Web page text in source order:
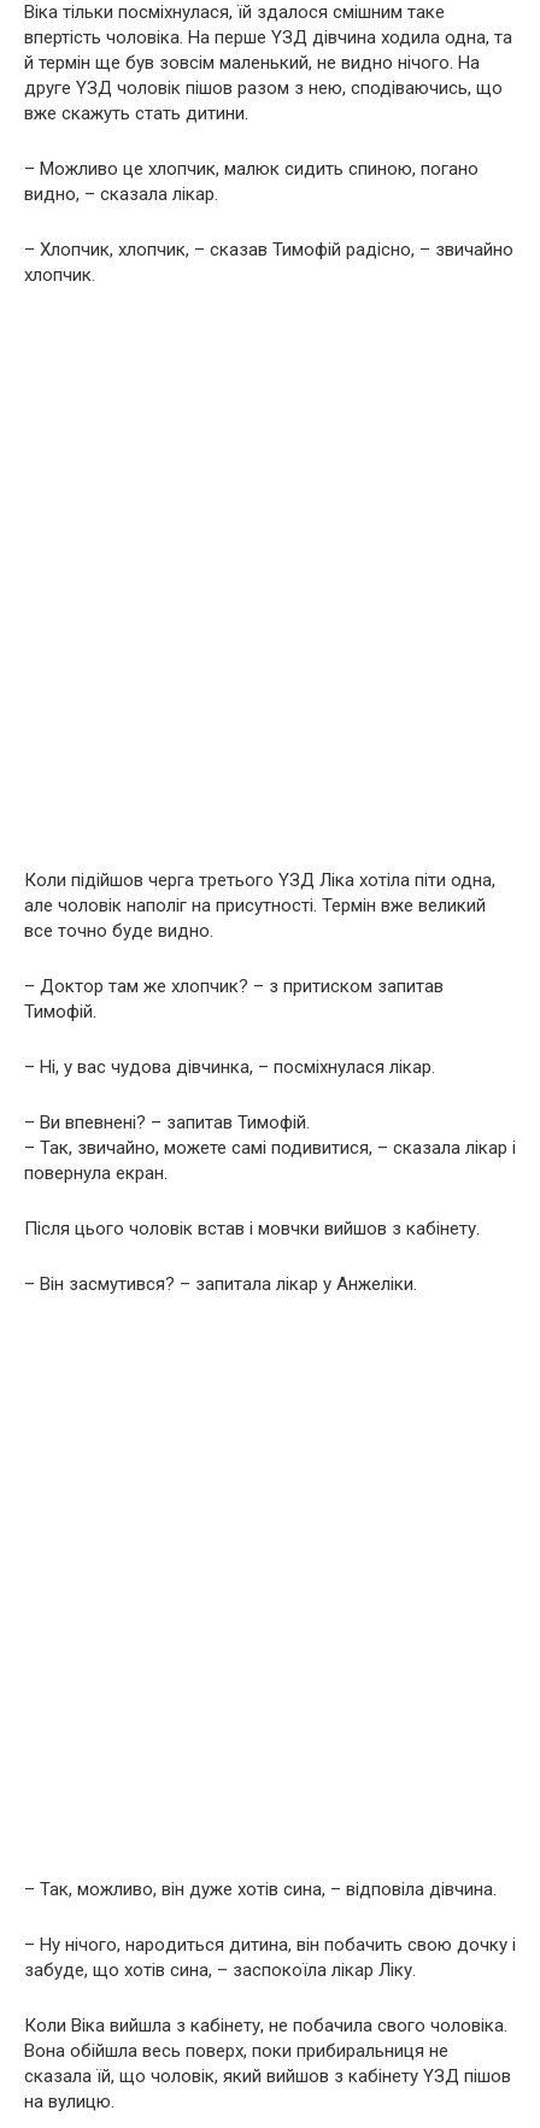
Bіка тільки посміхнулася, їй здалося смішним таке
впертість чоловіка. На перше YЗД дівчина ходила одна, та
й термін ще був зовсім маленький, не видно нічого. На
друге YЗД чоловік пішов разом з нею, сподіваючись, що
вже скажуть стать дитини.
– Можливо це хлопчик, малюк сидить спиною, погано
видно, – сказала лікар.
– Хлопчик, хлопчик, – сказав Тимофій радісно, – звичайно
хлопчик.
Коли підійшов черга третього YЗД Ліка хотіла піти одна,
але чоловік наполіг на присутності. Термін вже великий
все точно буде видно.
– Доктор там же хлопчик? – з притиском запитав
Тимофій.
– Ні, у вас чудова дівчинка, – посміхнулася лікар.
– Ви впевнені? – запитав Тимофій.
– Так, звичайно, можете самі подивитися, – сказала лікар і
повернула екран.
Після цього чоловік встав і мовчки вийшов з кабінету.
– Він засмутився? – запитала лікар у Анжеліки.
– Так, можливо, він дуже хотів сина, – відповіла дівчина.
– Ну нічого, нapoдиться дитина, він побачить свою дочку і
забуде, що хотів сина, – заспокоїла лікар Ліку.
Коли Bіка вийшла з кабінету, не побачила свого чоловіка.
Вона обійшла весь поверх, поки прибиральниця не
сказала їй, що чоловік, який вийшов з кабінету YЗД пішов
на вулицю.